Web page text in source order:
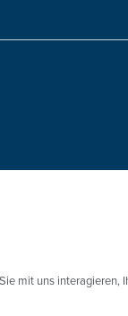
mit uns interagieren,